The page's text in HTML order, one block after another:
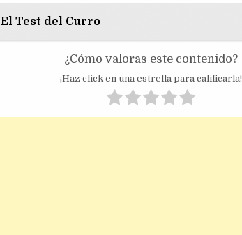
El Test del Curro
¿Cómo valoras este contenido?
¡Haz click en una estrella para calificarla!